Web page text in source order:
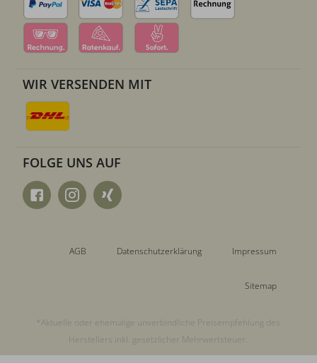
WIR VERSENDEN MIT
FOLGE UNS AUF
AGB Datenschutzerklärung Impressum
Sitemap
*Aktuelle oder ehemalige unverbindliche Preisempfehlung des
Herstellers inkl. gesetzlicher Mehrwertsteuer.